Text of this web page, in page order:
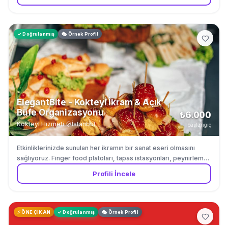
✓ Doğrulanmış 🎭 Örnek Profil
ElegantBite - Kokteyl İkram & Açık
Büfe Organizasyonu
Kokteyl Hizmeti· İstanbul
₺6.000
başlangıç
Etkinliklerinizde sunulan her ikramın bir sanat eseri olmasını
sağlıyoruz. Finger food platoları, tapas istasyonları, peynirleme-
şarküteri tabakları ve özel tatlı köşeleri ile misafirlerinize kokteyl
saatinin tadını çıkartıyoruz. Düğün, gala gecesi, kurumsal kokteyl
Profili İncele
⚡ ÖNE ÇIKAN ✓ Doğrulanmış 🎭 Örnek Profil